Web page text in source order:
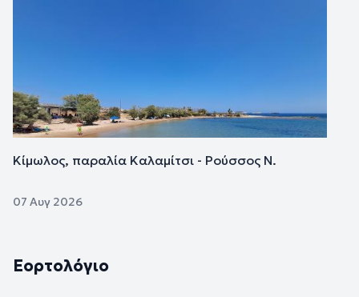
Κίμωλος, παραλία Καλαμίτσι - Ρούσσος Ν.
07 Αυγ 2026
Εορτολόγιο